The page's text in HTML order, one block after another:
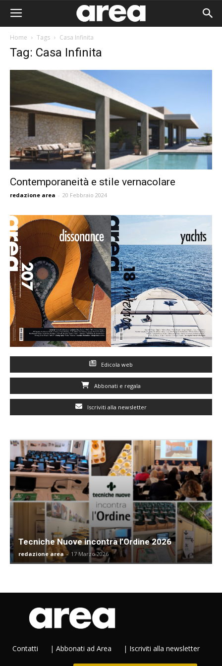
Home Tags Casa Infinita
Tag: Casa Infinita
Contemporaneità e stile vernacolare
redazione area - 20 Febbraio 2024
Edicola web
Abbonati e regala
Iscriviti alla newsletter
Tecniche Nuove incontra l’Ordine 2026
redazione area - 17 Marzo 2026
Contatti | Abbonati ad Area | Iscriviti alla newsletter